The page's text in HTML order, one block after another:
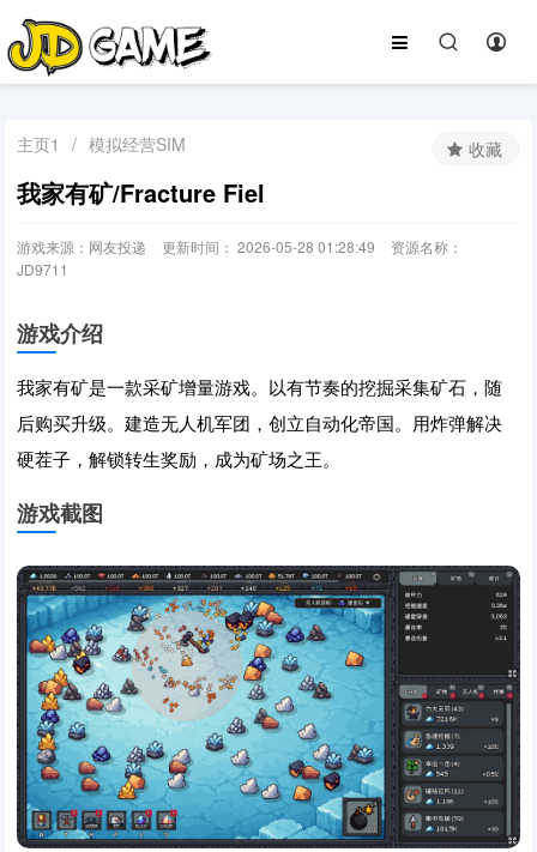
主页1 / 模拟经营SIM
我家有矿/Fracture Fiel
游戏来源：网友投递 更新时间： 2026-05-28 01:28:49
资源名称：
JD9711
收藏
游戏介绍
我家有矿是一款采矿增量游戏。以有节奏的挖掘采集矿石，随
后购买升级。建造无人机军团，创立自动化帝国。用炸弹解决
硬茬子，解锁转生奖励，成为矿场之王。
游戏截图